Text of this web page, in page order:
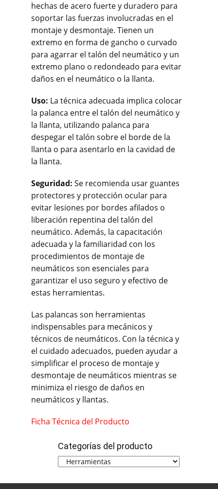
hechas de acero fuerte y duradero para
soportar las fuerzas involucradas en el
montaje y desmontaje. Tienen un
extremo en forma de gancho o curvado
para agarrar el talón del neumático y un
extremo plano o redondeado para evitar
daños en el neumático o la llanta.
Uso: La técnica adecuada implica colocar
la palanca entre el talón del neumático y
la llanta, utilizando palanca para
despegar el talón sobre el borde de la
llanta o para asentarlo en la cavidad de
la llanta.
Seguridad: Se recomienda usar guantes
protectores y protección ocular para
evitar lesiones por bordes afilados o
liberación repentina del talón del
neumático. Además, la capacitación
adecuada y la familiaridad con los
procedimientos de montaje de
neumáticos son esenciales para
garantizar el uso seguro y efectivo de
estas herramientas.
Las palancas son herramientas
indispensables para mecánicos y
técnicos de neumáticos. Con la técnica y
el cuidado adecuados, pueden ayudar a
simplificar el proceso de montaje y
desmontaje de neumáticos mientras se
minimiza el riesgo de daños en
neumáticos y llantas.
Ficha Técnica del Producto
Categorías del producto